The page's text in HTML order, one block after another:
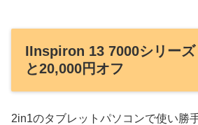
IInspiron 13 7000シリー
と20,000円オフ
2in1のタブレットパソコンで使い勝